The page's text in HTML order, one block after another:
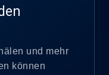
und mehr
können